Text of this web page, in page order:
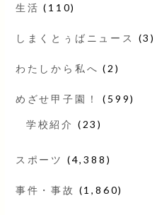
生活 (110)
しまくとぅばニュース (3)
わたしから私へ (2)
めざせ甲子園！ (599)
学校紹介 (23)
スポーツ (4,388)
事件・事故 (1,860)